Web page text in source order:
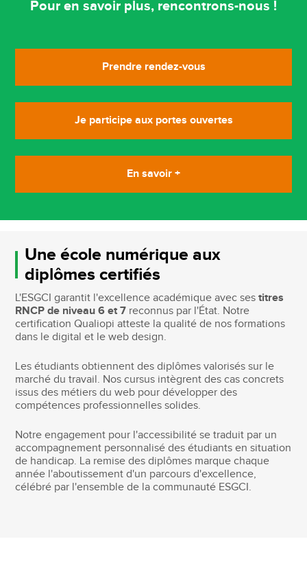
Pour en savoir plus, rencontrons-nous !
Prendre rendez-vous
Je participe aux portes ouvertes
En savoir +
Une école numérique aux
diplômes certifiés
L'ESGCI garantit l'excellence académique avec sestitres
RNCP de niveau 6 et 7 reconnus par l'État. Notre
certification Qualiopi atteste la qualité de nos formations
dans le digital et le web design.
Les étudiants obtiennent des diplômes valorisés sur le
marché du travail. Nos cursus intègrent des cas concrets
issus des métiers du web pour développer des
compétences professionnelles solides.
Notre engagement pour l'accessibilité se traduit par un
accompagnement personnalisé des étudiants en situation
de handicap. La remise des diplômes marque chaque
année l'aboutissement d'un parcours d'excellence,
célébré par l'ensemble de la communauté ESGCI.